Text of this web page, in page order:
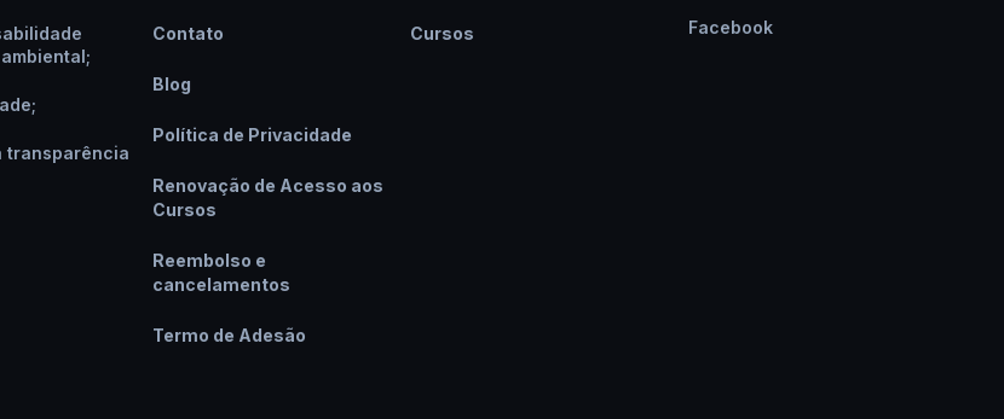
transparência
Contato
Blog
Política de Privacidade
Renovação de Acesso aos
Cursos
Reembolso e
cancelamentos
Termo de Adesão
Cursos
Facebook